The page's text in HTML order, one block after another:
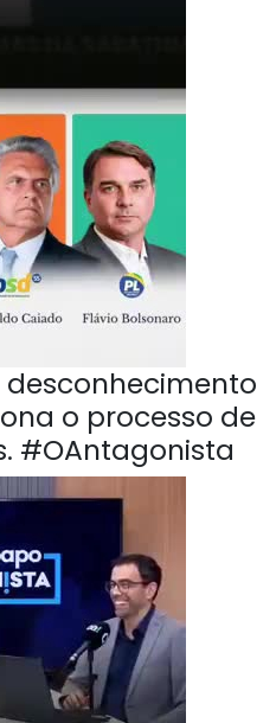
o processo de
#OAntagonista